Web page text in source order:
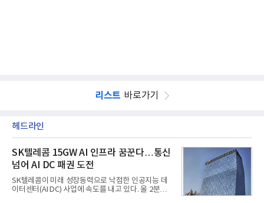
리스트 바로가기
헤드라인
SK텔레콤 15GW AI 인프라 꿈꾼다…통신
넘어 AI DC 패권 도전
SK텔레콤이 미래 성장동력으로 낙점한 인공지능 데
이터센터(AI DC) 사업에 속도를 내고 있다. 올 2분기